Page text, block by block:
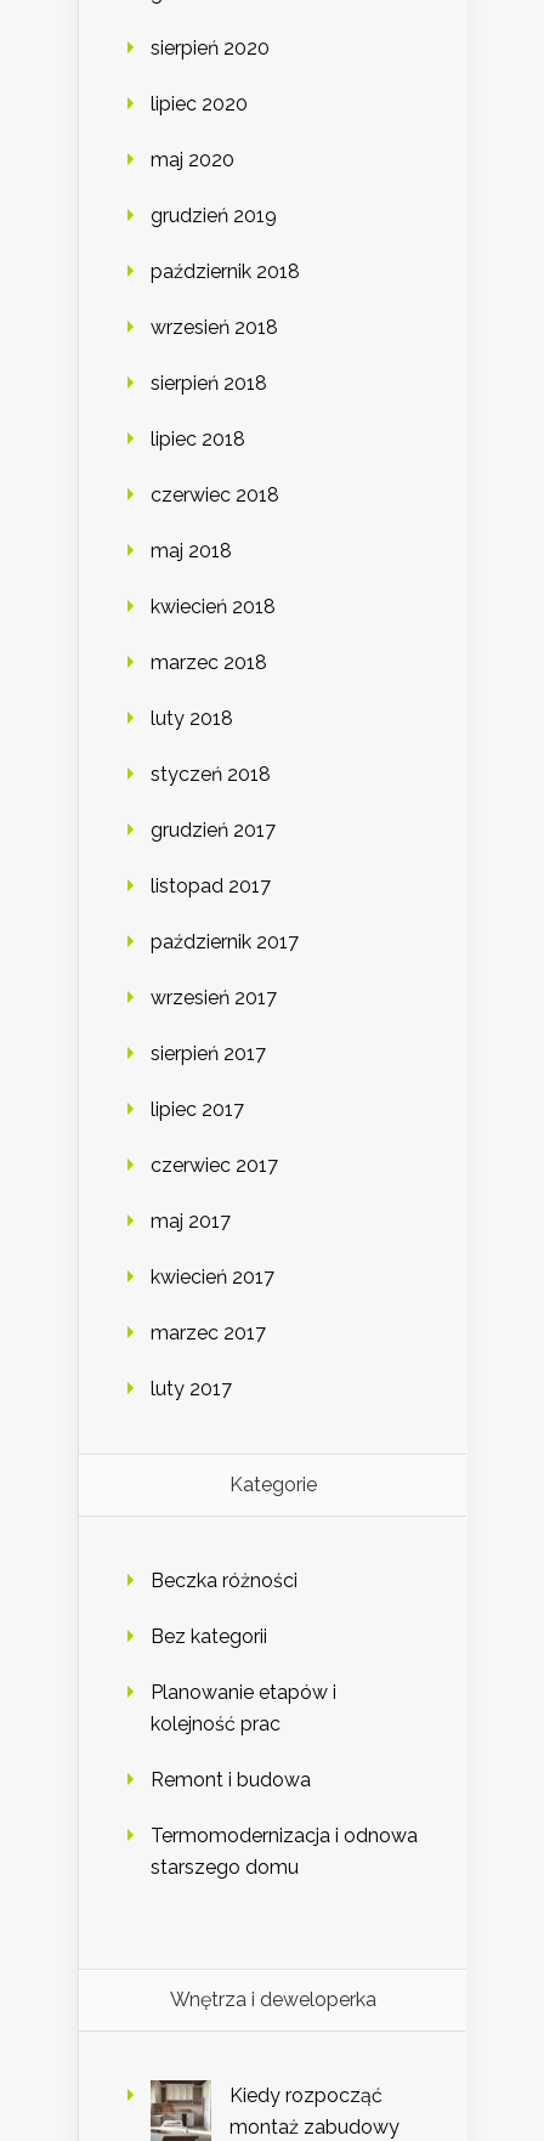
sierpień 2020
lipiec 2020
maj 2020
grudzień 2019
październik 2018
wrzesień 2018
sierpień 2018
lipiec 2018
czerwiec 2018
maj 2018
kwiecień 2018
marzec 2018
luty 2018
styczeń 2018
grudzień 2017
listopad 2017
październik 2017
wrzesień 2017
sierpień 2017
lipiec 2017
czerwiec 2017
maj 2017
kwiecień 2017
marzec 2017
luty 2017
Kategorie
Beczka różności
Bez kategorii
Planowanie etapów i
kolejność prac
Remont i budowa
Termomodernizacja i odnowa
starszego domu
Wnętrza i deweloperka
Kiedy rozpocząć
montaż zabudowy